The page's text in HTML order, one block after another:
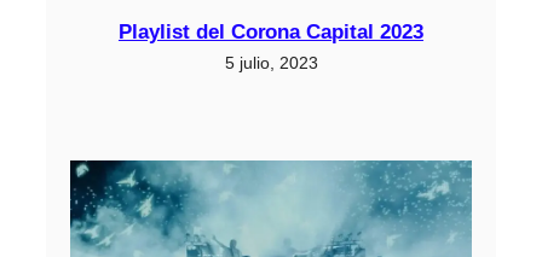
Playlist del Corona Capital 2023
5 julio, 2023